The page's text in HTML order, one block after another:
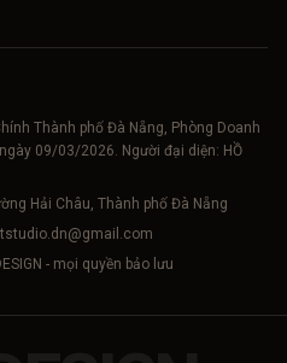
Thành phố Đà Nẵng, Phòng Doanh
09/03/2026. Người đại diện: HỒ
Hải Châu, Thành phố Đà Nẵng
- mọi quyền bảo lưu